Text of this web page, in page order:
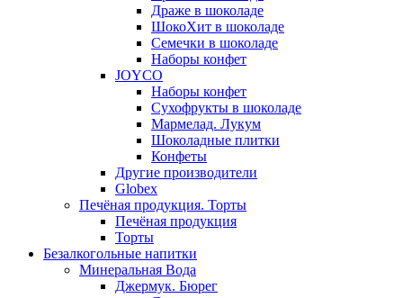
Драже в шоколаде
ШокоХит в шоколаде
Семечки в шоколаде
Наборы конфет
JOYCO
Наборы конфет
Сухофрукты в шоколаде
Мармелад. Лукум
Шоколадные плитки
Конфеты
Другие производители
Globex
Печёная продукция. Торты
Печёная продукция
Торты
Безалкогольные напитки
Минеральная Вода
Джермук. Бюрег